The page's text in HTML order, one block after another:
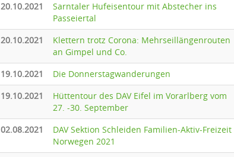
20.10.2021
Sarntaler Hufeisentour mit Abstecher ins
Passeiertal
20.10.2021
Klettern trotz Corona: Mehrseillängenrouten
an Gimpel und Co.
19.10.2021 Die Donnerstagwanderungen
19.10.2021
Hüttentour des DAV Eifel im Vorarlberg vom
27. -30. September
02.08.2021
DAV Sektion Schleiden Familien-Aktiv-Freizeit
Norwegen 2021